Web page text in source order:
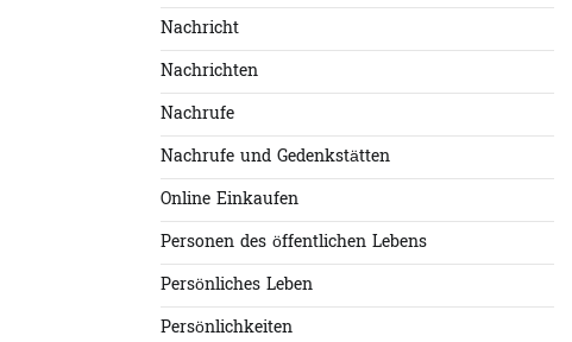
Nachricht
Nachrichten
Nachrufe
Nachrufe und Gedenkstätten
Online Einkaufen
Personen des öffentlichen Lebens
Persönliches Leben
Persönlichkeiten